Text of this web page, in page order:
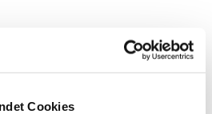
Cookies
Notfallmedizin und